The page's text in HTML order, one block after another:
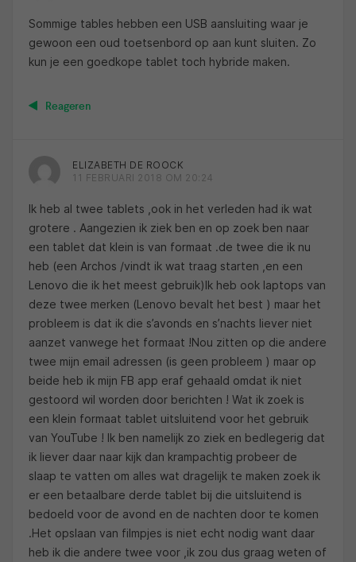
Sommige tables hebben een USB aansluiting waar je
gewoon een oud toetsenbord op aan kunt sluiten. Zo
kun je een goedkope tablet toch hybride maken.
Reageren
ELIZABETH DE ROOCK
11 FEBRUARI 2018 OM 20:24
Ik heb al twee tablets ,ook in het verleden had ik wat
grotere . Aangezien ik ziek ben en op zoek ben naar
een tablet dat klein is van formaat .de twee die ik nu
heb (een Archos /vindt ik wat traag starten ,en een
Lenovo die ik het meest gebruik)Ik heb ook laptops van
deze twee merken (Lenovo bevalt het best ) maar het
probleem is dat ik die s’avonds en s’nachts liever niet
aanzet vanwege het formaat !Nou zitten op die andere
twee mijn email adressen (is geen probleem ) maar op
beide heb ik mijn FB app eraf gehaald omdat ik niet
gestoord wil worden door berichten ! Wat ik zoek is
een klein formaat tablet uitsluitend voor het gebruik
van YouTube ! Ik ben namelijk zo ziek en bedlegerig dat
ik liever daar naar kijk dan krampachtig probeer de
slaap te vatten om alles wat dragelijk te maken zoek ik
er een betaalbare derde tablet bij die uitsluitend is
bedoeld voor de avond en de nachten door te komen
.Het opslaan van filmpjes is niet echt nodig want daar
heb ik die andere twee voor ,ik zou dus graag weten of